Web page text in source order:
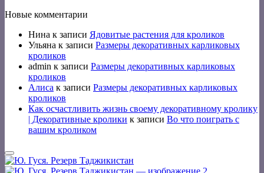
Новые комментарии
Нина к записи Ядовитые растения для кроликов
Ульяна к записи Размеры декоративных карликовых
кроликов
admin к записи Размеры декоративных карликовых
кроликов
Алиса к записи Размеры декоративных карликовых
кроликов
Как осчастливить жизнь своему декоративному кролику
| Декоративные кролики к записи Во что поиграть с
вашим кроликом